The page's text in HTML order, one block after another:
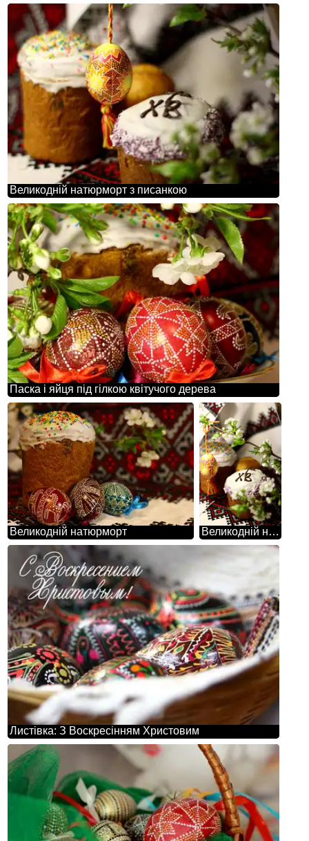
Великодній натюрморт з писанкою
Паска і яйця під гілкою квітучого дерева
Великодній натюрморт Великодній натюрморт з квітучою гілочкою
Листівка: З Воскресінням Христовим